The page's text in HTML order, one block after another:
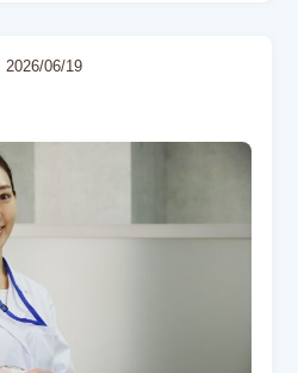
2026/06/19